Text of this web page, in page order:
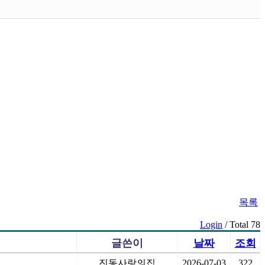
목록
Login / Total 78
글쓴이 날짜 조회
진동사랑의집 2026-07-03 322